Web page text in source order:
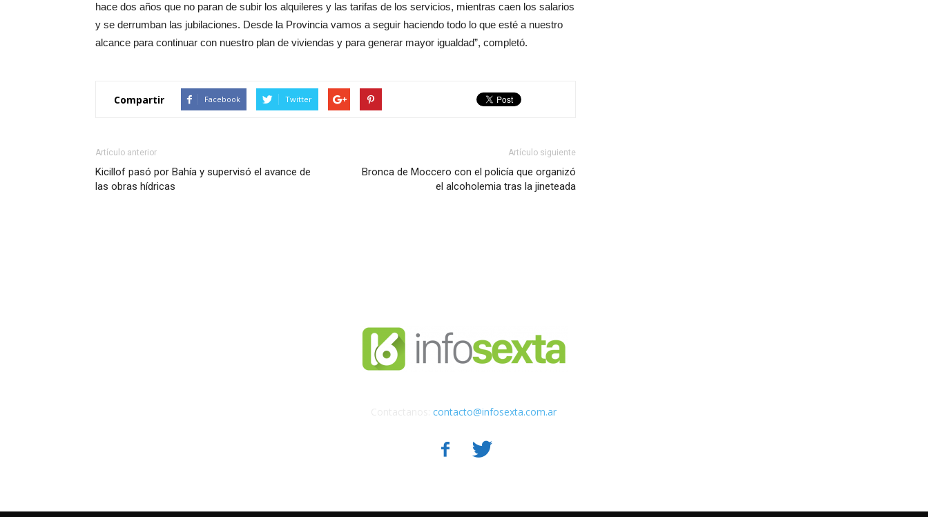
hace dos años que no paran de subir los alquileres y las tarifas de los servicios, mientras caen los salarios
y se derrumban las jubilaciones. Desde la Provincia vamos a seguir haciendo todo lo que esté a nuestro
alcance para continuar con nuestro plan de viviendas y para generar mayor igualdad”, completó.
Compartir Facebook Twitter
Artículo anterior
Kicillof pasó por Bahía y supervisó el avance de
las obras hídricas
Artículo siguiente
Bronca de Moccero con el policía que organizó
el alcoholemia tras la jineteada
contacto@infosexta.com.ar